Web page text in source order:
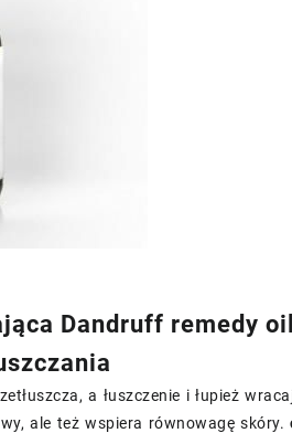
Dandruff remedy
a łuszczenie i łupież
ale też wspiera równowagę skóry.